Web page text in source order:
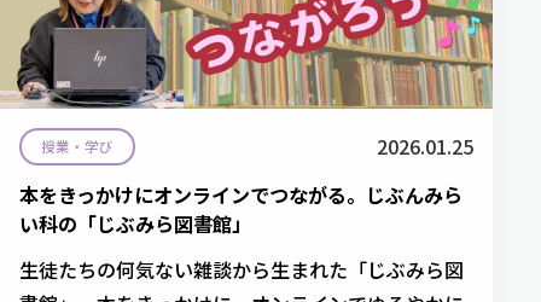
授業・学び
2026.01.25
本をきっかけにオンラインでつながる。じぶんみら
い科の「じぶみら図書館」
生徒たちの何気ない雑談から生まれた「じぶみら図